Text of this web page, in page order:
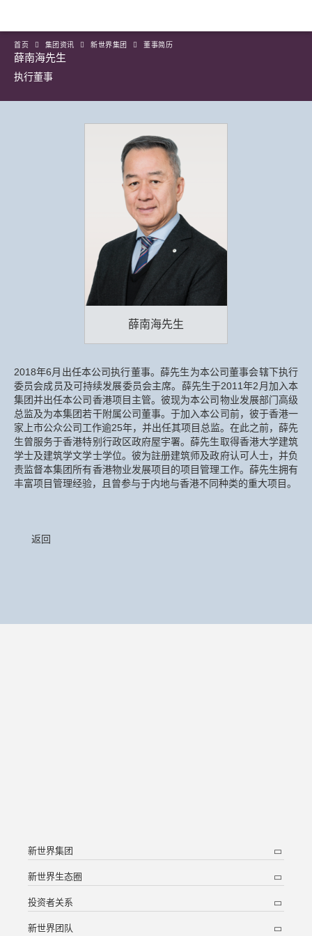
首页 集团资讯 新世界集团 董事简历
薛南海先生
执行董事
薛南海先生
2018年6月出任本公司执行董事。薛先生为本公司董事会辖下执行
委员会成员及可持续发展委员会主席。薛先生于2011年2月加入本
集团并出任本公司香港项目主管。彼现为本公司物业发展部门高级
总监及为本集团若干附属公司董事。于加入本公司前，彼于香港一
家上市公众公司工作逾25年，并出任其项目总监。在此之前，薛先
生曾服务于香港特别行政区政府屋宇署。薛先生取得香港大学建筑
学士及建筑学文学士学位。彼为註册建筑师及政府认可人士，并负
责监督本集团所有香港物业发展项目的项目管理工作。薛先生拥有
丰富项目管理经验，且曾参与于内地与香港不同种类的重大项目。
返回
新世界集团
新世界生态圈
投资者关系
新世界团队